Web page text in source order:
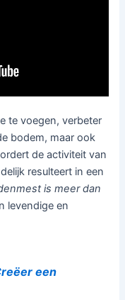
te voegen, verbeter
bodem, maar ook
de activiteit van
resulteert in een
is meer dan
levendige en
een